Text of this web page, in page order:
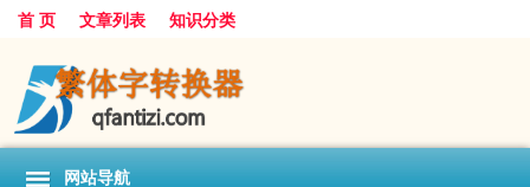
首 页 文章列表 知识分类
网站导航